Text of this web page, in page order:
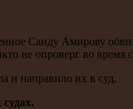
Саиду Амирову
не опроверг во время
и направило их в суд.
судах.